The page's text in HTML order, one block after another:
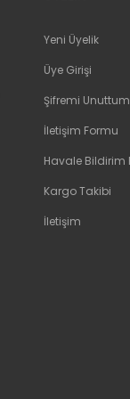
Yeni Üyelik
Üye Girişi
Şifremi Unuttum
İletişim Formu
Havale Bildirim
Kargo Takibi
İletişim